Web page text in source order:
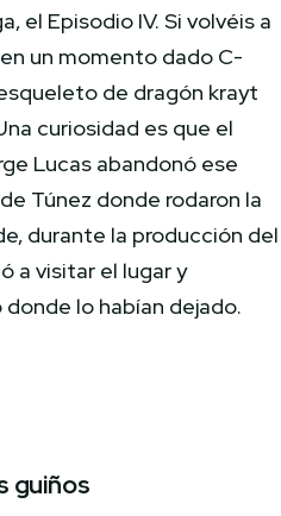
el Episodio IV. Si volvéis a
un momento dado C-
de dragón krayt
curiosidad es que el
Lucas abandonó ese
Túnez donde rodaron la
durante la producción del
a visitar el lugar y
lo habían dejado.
guiños